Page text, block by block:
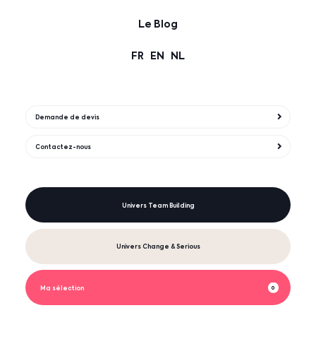
Le Blog
FR EN NL
Demande de devis
Contactez-nous
Univers Team Building
Univers Change & Serious
0
Ma sélection